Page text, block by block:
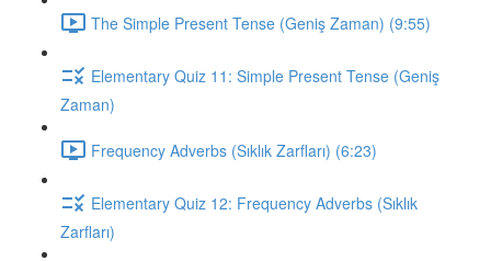
The Simple Present Tense (Geniş Zaman) (9:55)
Elementary Quiz 11: Simple Present Tense (Geniş
Zaman)
Frequency Adverbs (Sıklık Zarfları) (6:23)
Elementary Quiz 12: Frequency Adverbs (Sıklık
Zarfları)